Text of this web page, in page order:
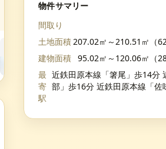
物件サマリー
間取り
土地面積207.02㎡～210.51㎡（
建物面積 95.02㎡～120.06㎡（
最
寄
駅
近鉄田原本線「箸尾」歩14分
部」歩16分 近鉄田原本線「佐